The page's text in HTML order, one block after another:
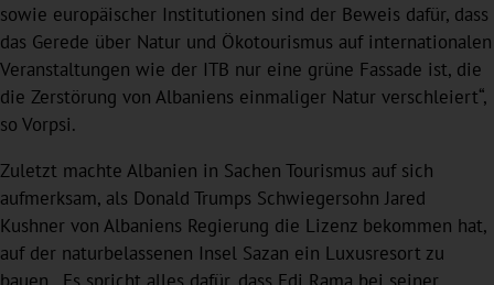
sowie europäischer Institutionen sind der Beweis dafür, dass
das Gerede über Natur und Ökotourismus auf internationalen
Veranstaltungen wie der ITB nur eine grüne Fassade ist, die
die Zerstörung von Albaniens einmaliger Natur verschleiert“,
so Vorpsi.
Zuletzt machte Albanien in Sachen Tourismus auf sich
aufmerksam, als Donald Trumps Schwiegersohn Jared
Kushner von Albaniens Regierung die Lizenz bekommen hat,
auf der naturbelassenen Insel Sazan ein Luxusresort zu